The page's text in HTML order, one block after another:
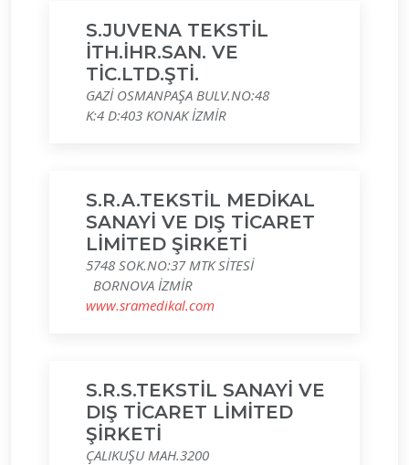
S.JUVENA TEKSTİL
İTH.İHR.SAN. VE
TİC.LTD.ŞTİ.
GAZİ OSMANPAŞA BULV.NO:48
K:4 D:403 KONAK İZMİR
S.R.A.TEKSTİL MEDİKAL
SANAYİ VE DIŞ TİCARET
LİMİTED ŞİRKETİ
5748 SOK.NO:37 MTK SİTESİ
BORNOVA İZMİR
www.sramedikal.com
S.R.S.TEKSTİL SANAYİ VE
DIŞ TİCARET LİMİTED
ŞİRKETİ
ÇALIKUŞU MAH.3200